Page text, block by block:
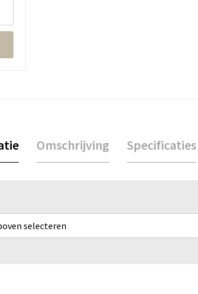
Omschrijving Specificaties
selecteren